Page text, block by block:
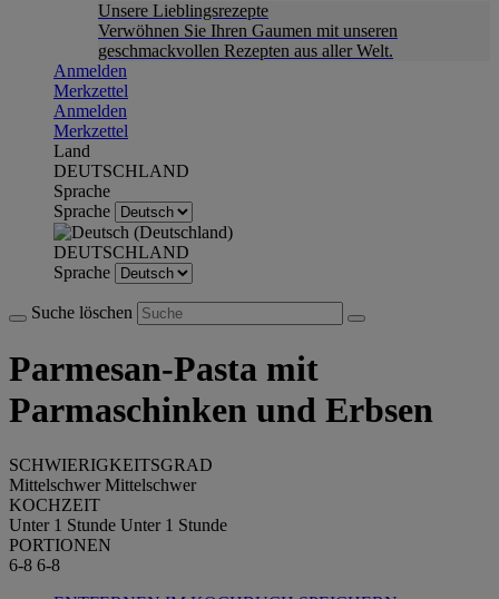
Unsere Lieblingsrezepte
Verwöhnen Sie Ihren Gaumen mit unseren
geschmackvollen Rezepten aus aller Welt.
Anmelden
Merkzettel
Anmelden
Merkzettel
Land
DEUTSCHLAND
Sprache
Sprache
DEUTSCHLAND
Sprache
Suche löschen
Parmesan-Pasta mit
Parmaschinken und Erbsen
SCHWIERIGKEITSGRAD
Mittelschwer Mittelschwer
KOCHZEIT
Unter 1 Stunde Unter 1 Stunde
PORTIONEN
6-8 6-8